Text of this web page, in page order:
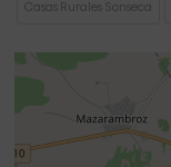
Casas Rurales Sonseca